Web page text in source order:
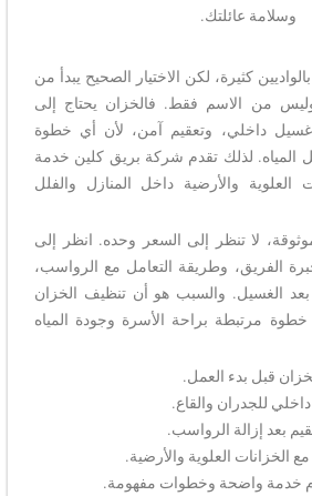
وسلامة عائلتك.
كثيرة، لكن الاختيار الصحيح يبدأ من
من الاسم فقط. فالخزان يحتاج إلى
داخلي، وتعقيم آمن، لأن أي خطوة
المياه. لذلك تقدم شركة بريق كلين خدمة
العلوية والأرضية داخل المنازل والفلل
لا تنظر إلى السعر وحده. انظر إلى
الفريق، وطريقة التعامل مع الرواسب،
بعد الغسيل. والسبب هو أن تنظيف الخزان
مرتبطة براحة الأسرة وجودة المياه
قبل بدء العمل.
للجدران والقاع.
بعد إزالة الرواسب.
الخزانات العلوية والأرضية.
خدمة واضحة وخطوات مفهومة.